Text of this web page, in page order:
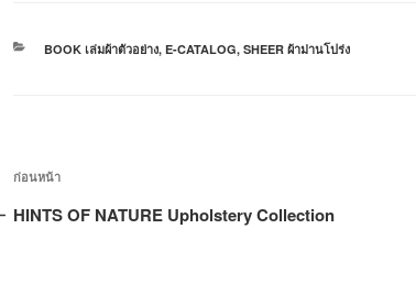
BOOK เล่มผ้าตัวอย่าง, E-CATALOG, SHEER ผ้าม่านโปร่ง
ก่อนหน้า
HINTS OF NATURE Upholstery Collection